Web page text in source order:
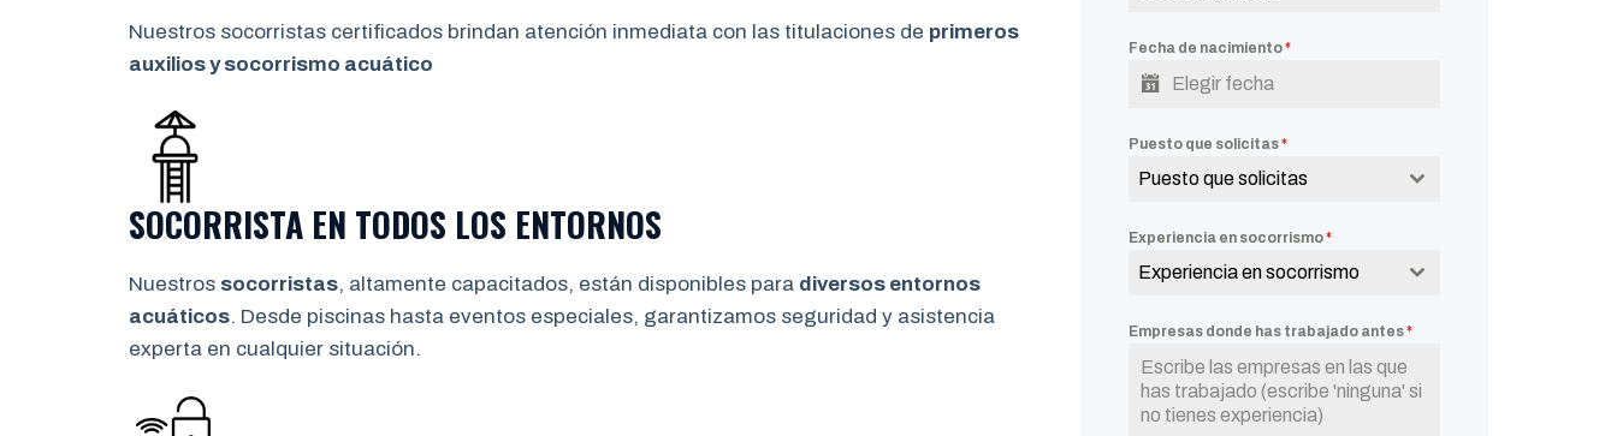
Nuestros socorristas certificados brindan atención inmediata con las titulaciones de primeros
auxilios y socorrismo acuático
SOCORRISTA EN TODOS LOS ENTORNOS
Nuestros socorristas, altamente capacitados, están disponibles para diversos entornos
acuáticos. Desde piscinas hasta eventos especiales, garantizamos seguridad y asistencia
experta en cualquier situación.
Fecha de nacimiento*
Puesto que solicitas*
Puesto que solicitas
Experiencia en socorrismo*
Experiencia en socorrismo
Empresas donde has trabajado antes*